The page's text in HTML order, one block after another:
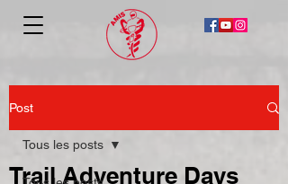
Post
Tous les posts
Trail Adventure Days